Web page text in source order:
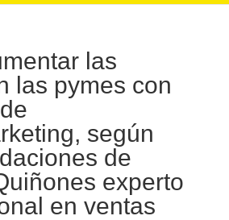
las
las pymes con
según
de
experto
en ventas